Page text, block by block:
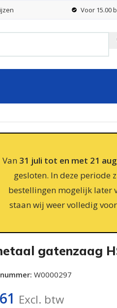
Voor 15.00
Van 31 juli tot en met 21
gesloten. In deze periode
bestellingen mogelijk later
staan wij weer volledig
gatenzaag
W0000297
Excl. btw